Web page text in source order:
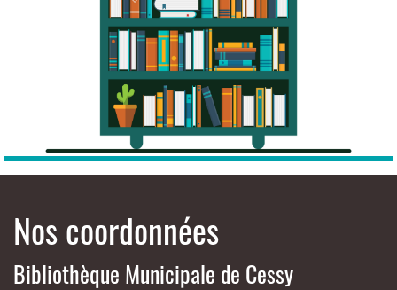
Nos coordonnées
Bibliothèque Municipale de Cessy